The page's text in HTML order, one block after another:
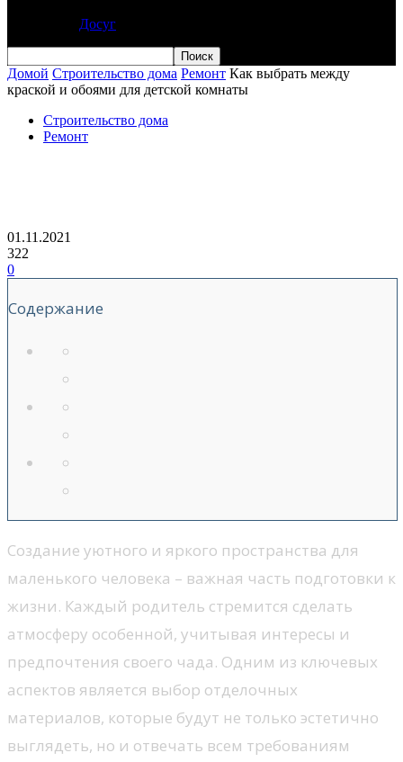
Досуг
Домой Строительство дома Ремонт Как выбрать между
краской и обоями для детской комнаты
Строительство дома
Ремонт
01.11.2021
322
0
Содержание
Создание уютного и яркого пространства для
маленького человека – важная часть подготовки к
жизни. Каждый родитель стремится сделать
атмосферу особенной, учитывая интересы и
предпочтения своего чада. Одним из ключевых
аспектов является выбор отделочных
материалов, которые будут не только эстетично
выглядеть, но и отвечать всем требованиям